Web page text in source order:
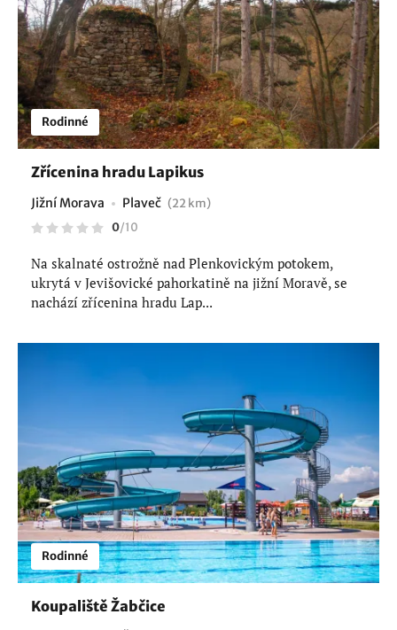
Rodinné
Zřícenina hradu Lapikus
Jižní Morava Plaveč (22 km)
0/10
Na skalnaté ostrožně nad Plenkovickým potokem,
ukrytá v Jevišovické pahorkatině na jižní Moravě, se
nachází zřícenina hradu Lap...
Rodinné
Koupaliště Žabčice